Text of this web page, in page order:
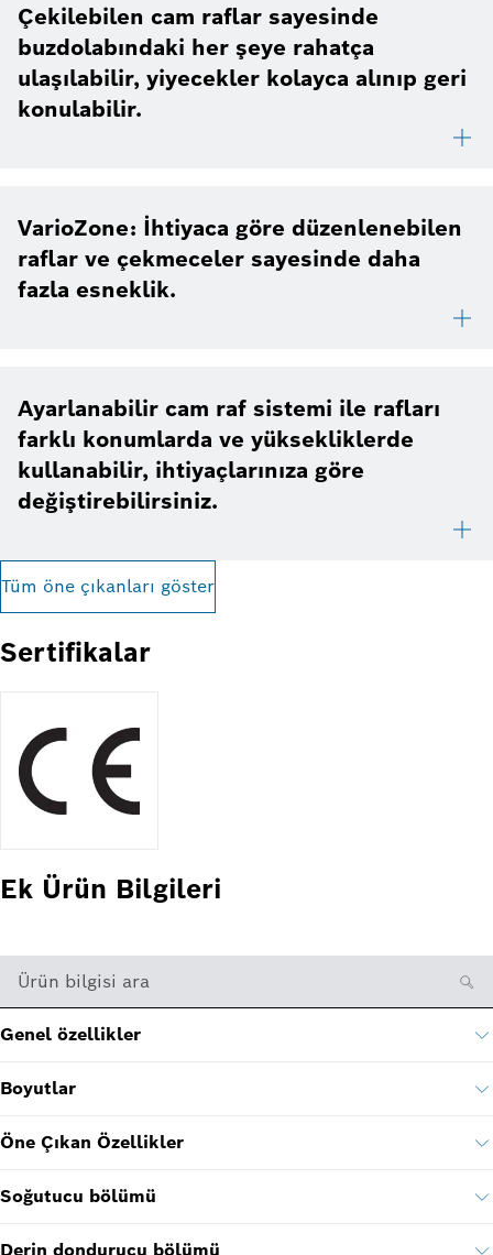
Çekilebilen cam raflar sayesinde
buzdolabındaki her şeye rahatça
ulaşılabilir, yiyecekler kolayca alınıp geri
konulabilir.
VarioZone: İhtiyaca göre düzenlenebilen
raflar ve çekmeceler sayesinde daha
fazla esneklik.
Ayarlanabilir cam raf sistemi ile rafları
farklı konumlarda ve yüksekliklerde
kullanabilir, ihtiyaçlarınıza göre
değiştirebilirsiniz.
Tüm öne çıkanları göster
Sertifikalar
Ek Ürün Bilgileri
Ürün bilgisi ara
Genel özellikler
Boyutlar
Öne Çıkan Özellikler
Soğutucu bölümü
Derin dondurucu bölümü